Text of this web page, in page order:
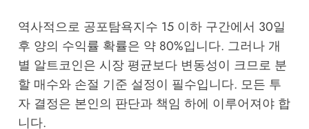
역사적으로 공포탐욕지수 15 이하 구간에서 30일
후 양의 수익률 확률은 약 80%입니다. 그러나 개
별 알트코인은 시장 평균보다 변동성이 크므로 분
할 매수와 손절 기준 설정이 필수입니다. 모든 투
자 결정은 본인의 판단과 책임 하에 이루어져야 합
니다.